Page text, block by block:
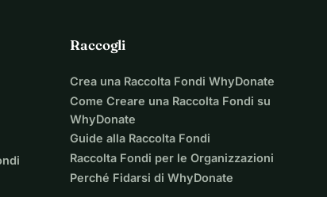
Raccogli
Crea una Raccolta Fondi WhyDonate
Come Creare una Raccolta Fondi su
WhyDonate
Guide alla Raccolta Fondi
Raccolta Fondi per le Organizzazioni
Perché Fidarsi di WhyDonate